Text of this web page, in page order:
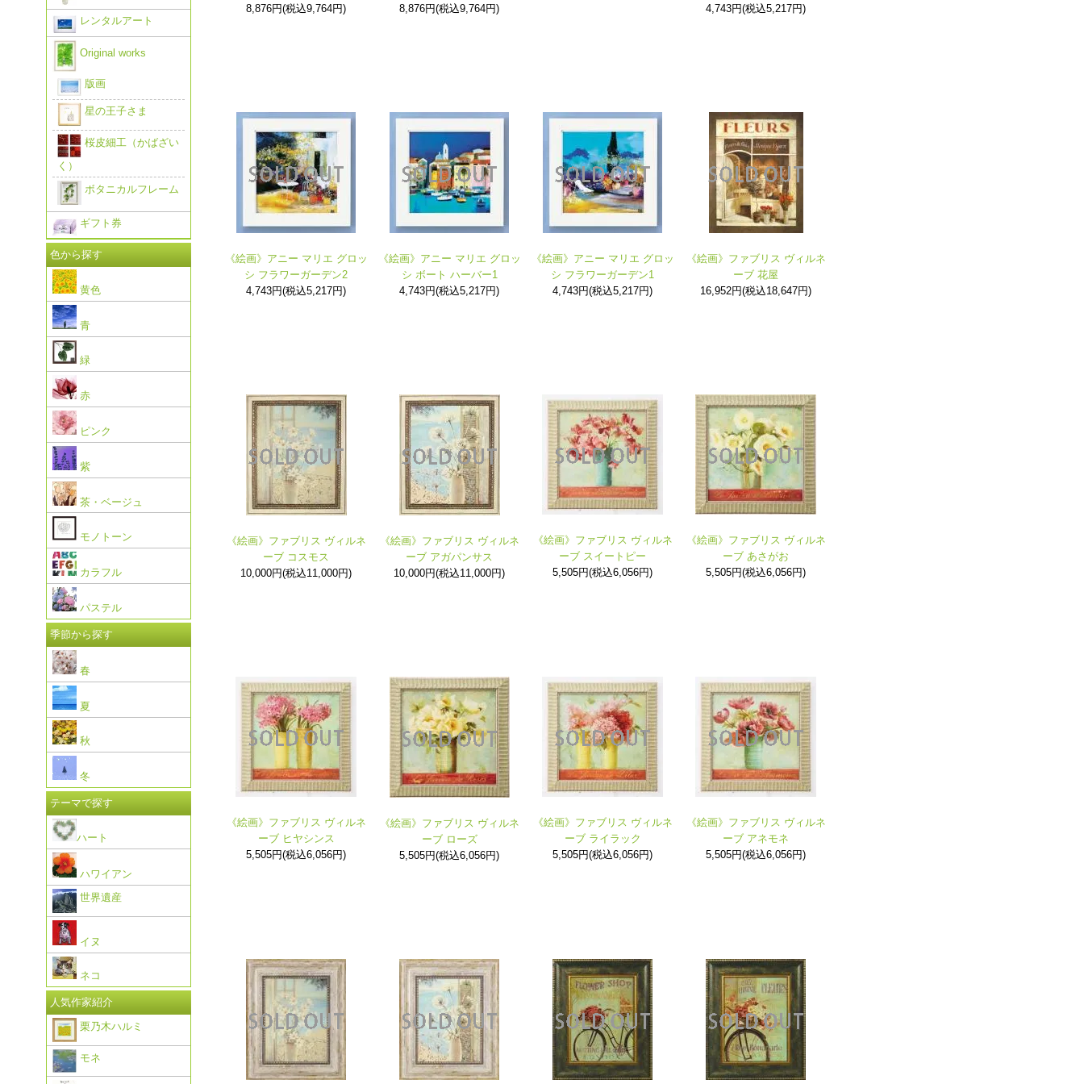
8,876円(税込9,764円) 8,876円(税込9,764円) 4,743円(税込5,217円)
《絵画》アニー マリエ グロッ
シ フラワーガーデン2
4,743円(税込5,217円)
《絵画》アニー マリエ グロッ
シ ボート ハーバー1
4,743円(税込5,217円)
《絵画》アニー マリエ グロッ
シ フラワーガーデン1
4,743円(税込5,217円)
《絵画》ファブリス ヴィルネ
ーブ 花屋
16,952円(税込18,647円)
《絵画》ファブリス ヴィルネ
ーブ コスモス
10,000円(税込11,000円)
《絵画》ファブリス ヴィルネ
ーブ アガパンサス
10,000円(税込11,000円)
《絵画》ファブリス ヴィルネ
ーブ スイートピー
5,505円(税込6,056円)
《絵画》ファブリス ヴィルネ
ーブ あさがお
5,505円(税込6,056円)
《絵画》ファブリス ヴィルネ
ーブ ヒヤシンス
5,505円(税込6,056円)
《絵画》ファブリス ヴィルネ
ーブ ローズ
5,505円(税込6,056円)
《絵画》ファブリス ヴィルネ
ーブ ライラック
5,505円(税込6,056円)
《絵画》ファブリス ヴィルネ
ーブ アネモネ
5,505円(税込6,056円)
レンタルアート
Original works
版画
星の王子さま
桜皮細工（かばざい
く）
ボタニカルフレーム
ギフト券
色から探す
黄色
青
緑
赤
ピンク
紫
茶・ベージュ
モノトーン
カラフル
パステル
季節から探す
春
夏
秋
冬
テーマで探す
ハート
ハワイアン
世界遺産
イヌ
ネコ
人気作家紹介
栗乃木ハルミ
モネ